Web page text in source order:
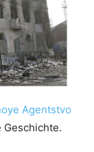
Agentstvo